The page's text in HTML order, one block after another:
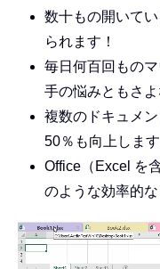
数十もの開いて
られます！
毎日何百回もの
手の悩みともさよ
複数のドキュメ
50％も向上します
Office（Excel を
のような効率的